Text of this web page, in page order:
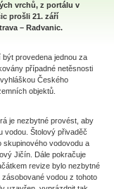
vrchů, z portálu v
prošli 21. září
– Radvanic.
provedena jednou za
případné netěsnosti
Českého
objektů.
je nezbytné provést, aby
vodou. Štolový přivaděč
skupinového vodovodu a
Jičín. Dále pokračuje
revize bylo nezbytné
vodou z tohoto